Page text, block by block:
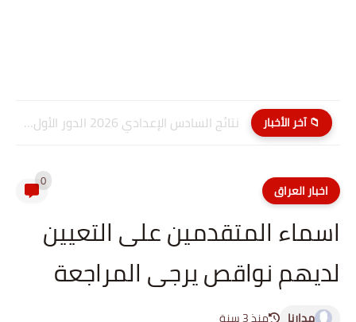
📁 آخر الأخبار نتائج السادس الإعدادي 2026 الدور الأول PDF كربلاء المقدسة| موقع...
اخبار العراق 0
اسماء المتقدمين على التعيين
لديهم نواقص يرجى المراجعة